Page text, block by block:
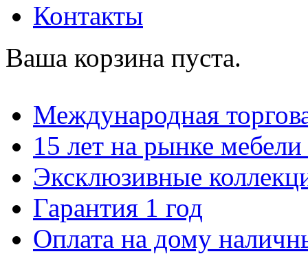
Контакты
Ваша корзина пуста.
Международная
15 лет на рынке
Эксклюзивные
Гарантия 1 год
Оплата на дому